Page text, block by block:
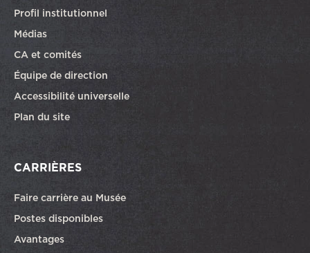
Profil institutionnel
Médias
CA et comités
Équipe de direction
Accessibilité universelle
Plan du site
CARRIÈRES
Faire carrière au Musée
Postes disponiblesCe lien ouvrira dans une autre fenêtre
Avantages